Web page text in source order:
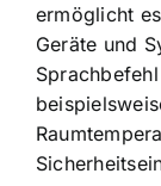
ermöglicht
Geräte und